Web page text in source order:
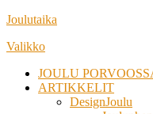
Siirry
sisältöön
Joulutaika
Valikko
JOULU
ARTIKKELIT
DesignJoulu